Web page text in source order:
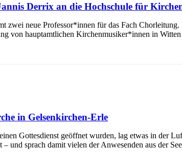
Derrix an die Hochschule für
neue Professor*innen für das Fach
von hauptamtlichen Kirchenmusiker*innen in Witten
in Gelsenkirchen-Erle
Gottesdienst geöffnet wurden, lag etwas in der
und sprach damit vielen der Anwesenden aus der